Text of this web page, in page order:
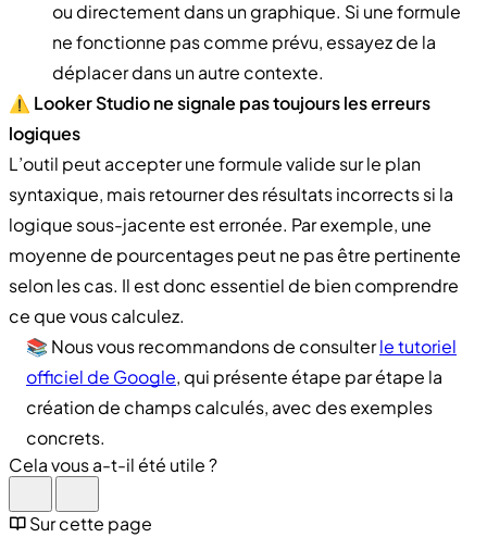
ou directement dans un graphique. Si une formule
ne fonctionne pas comme prévu, essayez de la
déplacer dans un autre contexte.
⚠️ Looker Studio ne signale pas toujours les erreurs
logiques
L’outil peut accepter une formule valide sur le plan
syntaxique, mais retourner des résultats incorrects si la
logique sous-jacente est erronée. Par exemple, une
moyenne de pourcentages peut ne pas être pertinente
selon les cas. Il est donc essentiel de bien comprendre
ce que vous calculez.
📚 Nous vous recommandons de consulterle tutoriel
officiel de Google, qui présente étape par étape la
création de champs calculés, avec des exemples
concrets.
Cela vous a-t-il été utile ?
Sur cette page